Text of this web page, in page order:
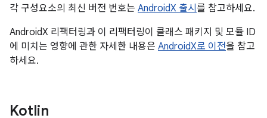
각 구성요소의 최신 버전 번호는 AndroidX 출시 를 참고하세요.
AndroidX 리팩터링과 이 리팩터링이 클래스 패키지 및 모듈 ID
에 미치는 영향에 관한 자세한 내용은 AndroidX로 이전을 참고
하세요.
Kotlin